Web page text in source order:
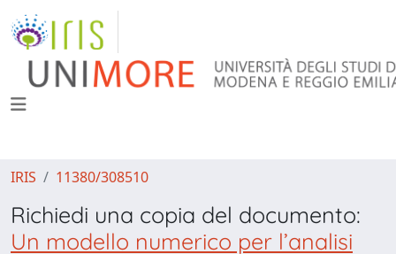
IRIS 11380/308510
Richiedi una copia del documento:
Un modello numerico per l’analisi